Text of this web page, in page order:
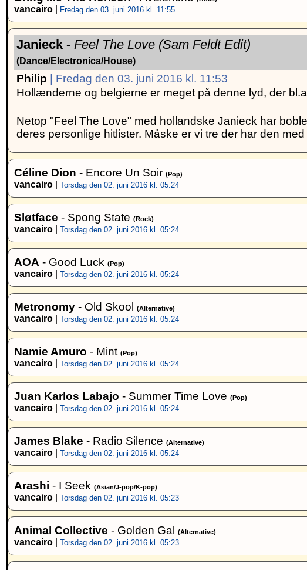
vancairo Fredag den 03. juni 2016 kl. 11:55
Janieck - Feel The Love (Sam Feldt Edit)
(Dance/Electronica/House)
Philip | Fredag den 03. juni 2016 kl. 11:53
Hollænderne og belgierne er meget på denne lyd, der
Netop "Feel The Love" med hollandske Janieck har
deres personlige hitlister. Måske er vi tre der har den
Céline Dion - Encore Un Soir (Pop)
vancairo Torsdag den 02. juni 2016 kl. 05:24
Sløtface - Spong State (Rock)
vancairo Torsdag den 02. juni 2016 kl. 05:24
AOA - Good Luck (Pop)
vancairo Torsdag den 02. juni 2016 kl. 05:24
Metronomy - Old Skool (Alternative)
vancairo Torsdag den 02. juni 2016 kl. 05:24
Namie Amuro - Mint (Pop)
vancairo Torsdag den 02. juni 2016 kl. 05:24
Juan Karlos Labajo - Summer Time Love (Pop)
vancairo Torsdag den 02. juni 2016 kl. 05:24
James Blake - Radio Silence (Alternative)
vancairo Torsdag den 02. juni 2016 kl. 05:24
Arashi - I Seek (Asian/J-pop/K-pop)
vancairo Torsdag den 02. juni 2016 kl. 05:23
Animal Collective - Golden Gal (Alternative)
vancairo Torsdag den 02. juni 2016 kl. 05:23